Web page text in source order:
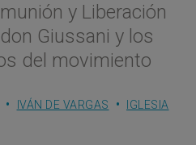
y Liberación
Giussani y los
del movimiento
IVÁN DE VARGAS
IGLESIA